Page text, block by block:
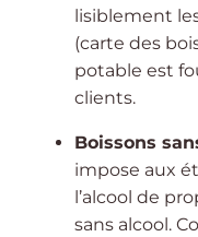
lisiblement
(carte des
potable est
clients.
Boissons
impose aux
l’alcool de
sans alcool.